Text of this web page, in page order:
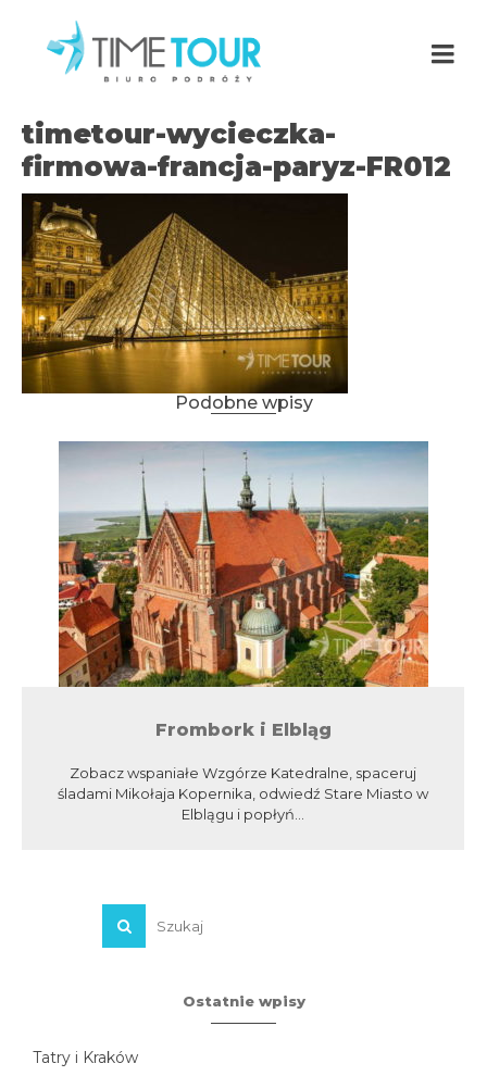
timetour-wycieczka-
firmowa-francja-paryz-FR012
Podobne wpisy
Frombork i Elbląg
Zobacz wspaniałe Wzgórze Katedralne, spaceruj
śladami Mikołaja Kopernika, odwiedź Stare Miasto w
Elblągu i popłyń...
Ostatnie wpisy
Tatry i Kraków